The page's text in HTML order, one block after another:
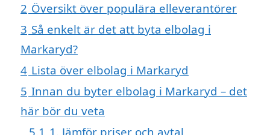
2 Översikt över populära elleverantörer
3 Så enkelt är det att byta elbolag i
Markaryd?
4 Lista över elbolag i Markaryd
5 Innan du byter elbolag i Markaryd – det
här bör du veta
5.1 1. Jämför priser och avtal